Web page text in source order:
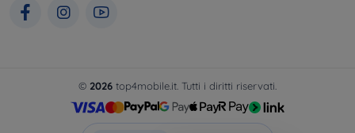
© 2026 top4mobile.it. Tutti i diritti riservati.